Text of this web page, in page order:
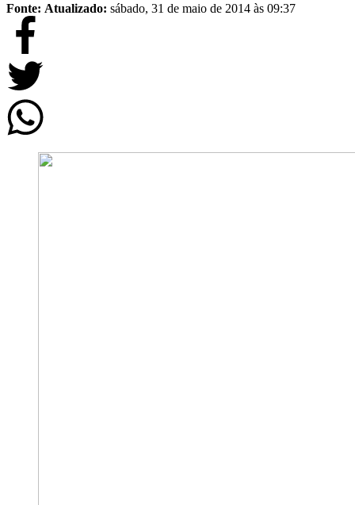
Fonte: Atualizado: sábado, 31 de maio de 2014 às 09:37